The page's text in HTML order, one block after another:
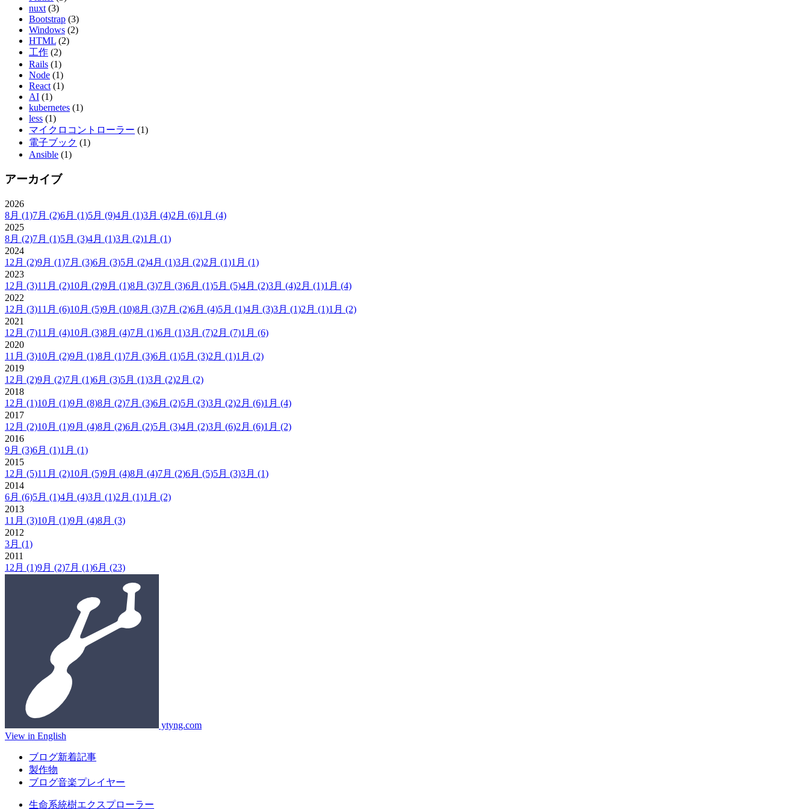
nuxt (3)
Bootstrap (3)
Windows (2)
HTML (2)
工作 (2)
Rails (1)
Node (1)
React (1)
AI (1)
kubernetes (1)
less (1)
マイクロコントローラー (1)
電子ブック (1)
Ansible (1)
アーカイブ
2026
8月 (1)7月 (2)6月 (1)5月 (9)4月 (1)3月 (4)2月 (6)1月 (4)
2025
8月 (2)7月 (1)5月 (3)4月 (1)3月 (2)1月 (1)
2024
12月 (2)9月 (1)7月 (3)6月 (3)5月 (2)4月 (1)3月 (2)2月 (1)1月 (1)
2023
12月 (3)11月 (2)10月 (2)9月 (1)8月 (3)7月 (3)6月 (1)5月 (5)4月 (2)3月 (4)2月 (1)1月 (4)
2022
12月 (3)11月 (6)10月 (5)9月 (10)8月 (3)7月 (2)6月 (4)5月 (1)4月 (3)3月 (1)2月 (1)1月 (2)
2021
12月 (7)11月 (4)10月 (3)8月 (4)7月 (1)6月 (1)3月 (7)2月 (7)1月 (6)
2020
11月 (3)10月 (2)9月 (1)8月 (1)7月 (3)6月 (1)5月 (3)2月 (1)1月 (2)
2019
12月 (2)9月 (2)7月 (1)6月 (3)5月 (1)3月 (2)2月 (2)
2018
12月 (1)10月 (1)9月 (8)8月 (2)7月 (3)6月 (2)5月 (3)3月 (2)2月 (6)1月 (4)
2017
12月 (2)10月 (1)9月 (4)8月 (2)6月 (2)5月 (3)4月 (2)3月 (6)2月 (6)1月 (2)
2016
9月 (3)6月 (1)1月 (1)
2015
12月 (5)11月 (2)10月 (5)9月 (4)8月 (4)7月 (2)6月 (5)5月 (3)3月 (1)
2014
6月 (6)5月 (1)4月 (4)3月 (1)2月 (1)1月 (2)
2013
11月 (3)10月 (1)9月 (4)8月 (3)
2012
3月 (1)
2011
12月 (1)9月 (2)7月 (1)6月 (23)
ytyng.com
View in English
ブログ新着記事
製作物
ブログ音楽プレイヤー
生命系統樹エクスプローラー